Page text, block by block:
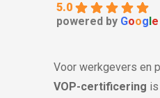
5.0
powered by Google
Voor werkgevers en
VOP-certificering